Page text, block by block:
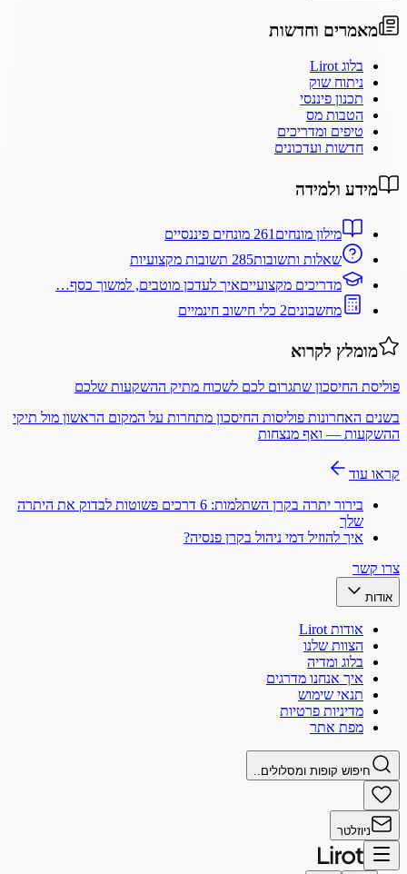
מאמרים וחדשות
בלוג Lirot
ניתוח שוק
תכנון פיננסי
הטבות מס
טיפים ומדריכים
חדשות ועדכונים
מידע ולמידה
מילון מונחים 261 מונחים פיננסיים
שאלות ותשובות285 תשובות מקצועיות
מדריכים מקצועייםאיך לעדכן מוטבים, למשוך כסף…
מחשבונים2 כלי חישוב חינמיים
מומלץ לקרוא
פוליסת החיסכון שתגרום לכם לשכוח מתיק ההשקעות שלכם
בשנים האחרונות פוליסות החיסכון מתחרות על המקום הראשון מול תיקי
ההשקעות — ואף מנצחות
קראו עוד
בירור יתרה בקרן השתלמות: 6 דרכים פשוטות לבדוק את היתרה
שלך
איך להוזיל דמי ניהול בקרן פנסיה?
צרו קשר
אודות
אודות Lirot
הצוות שלנו
בלוג ומדיה
איך אנחנו מדרגים
תנאי שימוש
מדיניות פרטיות
מפת אתר
חיפוש קופות ומסלולים..
ניוזלטר